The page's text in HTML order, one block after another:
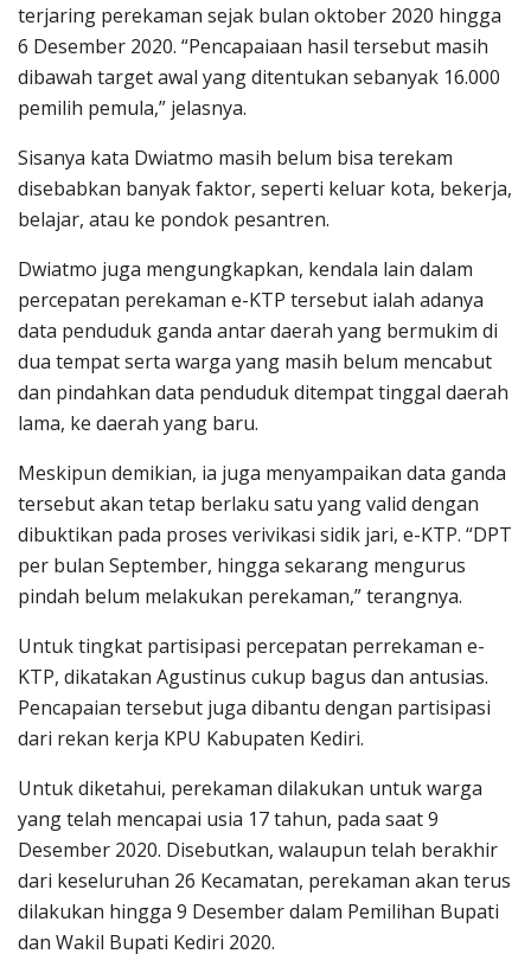
terjaring perekaman sejak bulan oktober 2020 hingga
6 Desember 2020. “Pencapaiaan hasil tersebut masih
dibawah target awal yang ditentukan sebanyak 16.000
pemilih pemula,” jelasnya.
Sisanya kata Dwiatmo masih belum bisa terekam
disebabkan banyak faktor, seperti keluar kota, bekerja,
belajar, atau ke pondok pesantren.
Dwiatmo juga mengungkapkan, kendala lain dalam
percepatan perekaman e-KTP tersebut ialah adanya
data penduduk ganda antar daerah yang bermukim di
dua tempat serta warga yang masih belum mencabut
dan pindahkan data penduduk ditempat tinggal daerah
lama, ke daerah yang baru.
Meskipun demikian, ia juga menyampaikan data ganda
tersebut akan tetap berlaku satu yang valid dengan
dibuktikan pada proses verivikasi sidik jari, e-KTP. “DPT
per bulan September, hingga sekarang mengurus
pindah belum melakukan perekaman,” terangnya.
Untuk tingkat partisipasi percepatan perrekaman e-
KTP, dikatakan Agustinus cukup bagus dan antusias.
Pencapaian tersebut juga dibantu dengan partisipasi
dari rekan kerja KPU Kabupaten Kediri.
Untuk diketahui, perekaman dilakukan untuk warga
yang telah mencapai usia 17 tahun, pada saat 9
Desember 2020. Disebutkan, walaupun telah berakhir
dari keseluruhan 26 Kecamatan, perekaman akan terus
dilakukan hingga 9 Desember dalam Pemilihan Bupati
dan Wakil Bupati Kediri 2020.